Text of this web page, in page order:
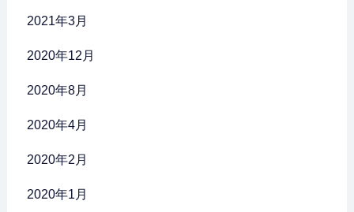
2021年3月
2020年12月
2020年8月
2020年4月
2020年2月
2020年1月